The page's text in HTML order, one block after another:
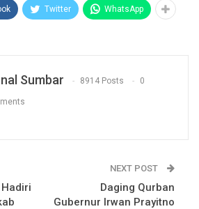
Twitter WhatsApp
Sumbar 8914 Posts 0
NEXT POST
Daging Qurban
Gubernur Irwan Prayitno